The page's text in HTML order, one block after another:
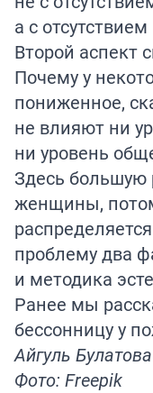
а с
Второй аспект
Почему у
пониженное,
не влияют ни
ни уровень
Здесь большую
женщины,
проблему два
и методика
Ранее мы
бессонницу у
Айгуль Булатова
Фото: Freepik